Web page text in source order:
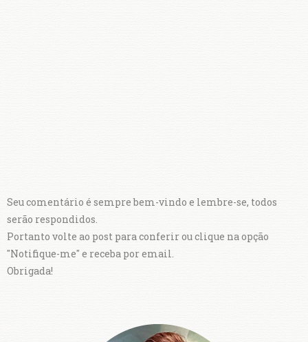
Seu comentário é sempre bem-vindo e lembre-se, todos
serão respondidos.
Portanto volte ao post para conferir ou clique na opção
"Notifique-me" e receba por email.
Obrigada!